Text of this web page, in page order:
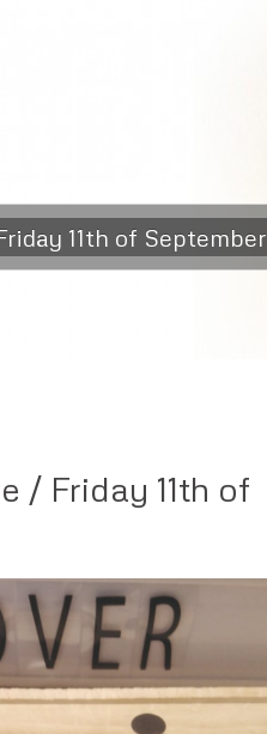
11th of September
/ Friday 11th of